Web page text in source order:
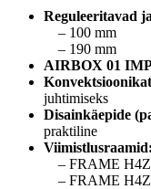
Reguleeritavad
– 100 mm
– 190 mm
AIRBOX 01
juhtimiseks
Disainkäepide
praktiline
Viimistlusraamid:
– FRAME H4Z
– FRAME H4Z